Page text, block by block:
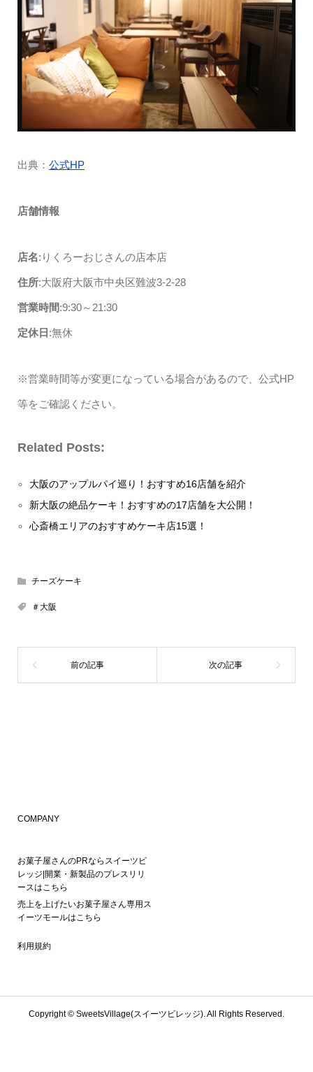
出典： 公式HP
店舗情報
店名:りくろーおじさんの店本店
住所:大阪府大阪市中央区難波3-2-28
営業時間:9:30～21:30
定休日 :無休
※営業時間等が変更になっている場合があるので、公式HP
等をご確認ください。
Related Posts:
大阪のアップルパイ巡り！おすすめ16店舗を紹介
新大阪の絶品ケーキ！おすすめの17店舗を大公開！
心斎橋エリアのおすすめケーキ店15選！
チーズケーキ
＃大阪
COMPANY
お菓子屋さんのPRならスイーツビ
レッジ|開業・新製品のプレスリリ
ースはこちら
売上を上げたいお菓子屋さん専用ス
イーツモールはこちら
利用規約
Copyright © SweetsVillage(スイーツビレッジ). All Rights Reserved.